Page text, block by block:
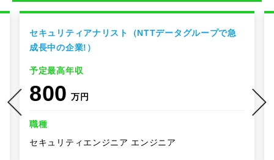
セキュリティアナリスト（NTTデータグループで急
成長中の企業!）
予定最高年収
800 万円
職種
セキュリティエンジニア エンジニア